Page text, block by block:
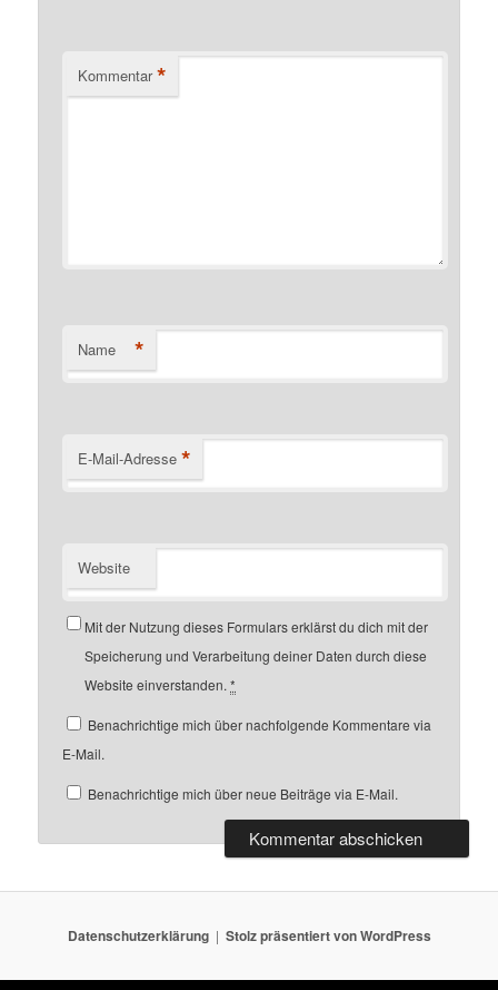
Kommentar *
Name *
E-Mail-Adresse *
Website
Mit der Nutzung dieses Formulars erklärst du dich mit der
Speicherung und Verarbeitung deiner Daten durch diese
Website einverstanden.*
Benachrichtige mich über nachfolgende Kommentare via
E-Mail.
Benachrichtige mich über neue Beiträge via E-Mail.
Datenschutzerklärung Stolz präsentiert von WordPress